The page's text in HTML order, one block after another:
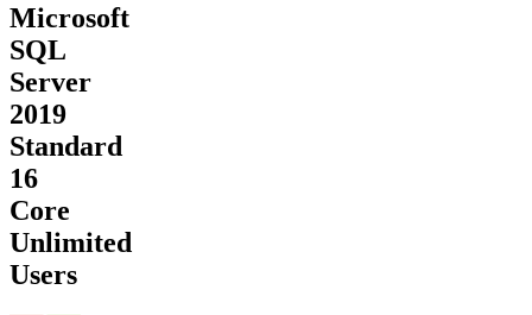
Microsoft
SQL
Server
2019
Standard
16
Core
Unlimited
Users